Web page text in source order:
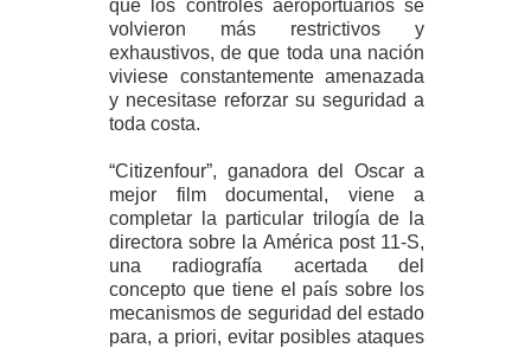
que los controles aeroportuarios se
volvieron más restrictivos y
exhaustivos, de que toda una nación
viviese constantemente amenazada
y necesitase reforzar su seguridad a
toda costa.
“Citizenfour”, ganadora del Oscar a
mejor film documental, viene a
completar la particular trilogía de la
directora sobre la América post 11-S,
una radiografía acertada del
concepto que tiene el país sobre los
mecanismos de seguridad del estado
para, a priori, evitar posibles ataques